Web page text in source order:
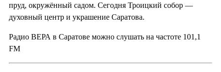
пруд, окружённый садом. Сегодня Троицкий собор —
духовный центр и украшение Саратова.
Радио ВЕРА в Саратове можно слушать на частоте 101,1
FM